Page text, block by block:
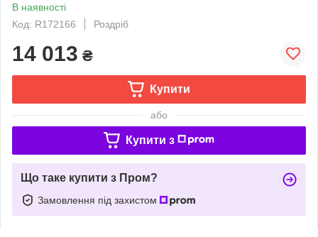
В наявності
Код: R172166
Роздріб
14 013 ₴
Купити
або
Купити з
Що таке купити з Пром?
Замовлення під захистом